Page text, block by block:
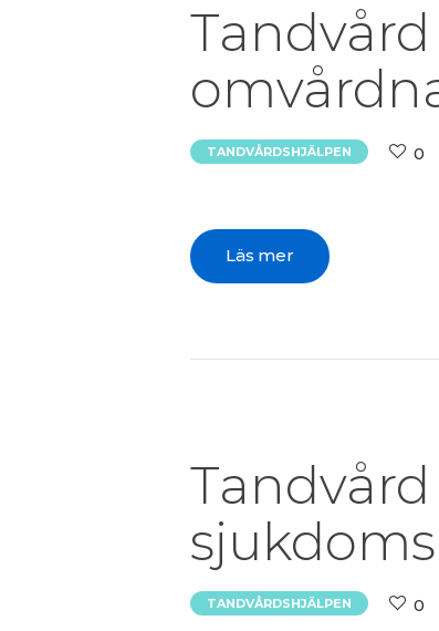
TANDVÅRDSHJÄLPEN 0
Läs mer
TANDVÅRDSHJÄLPEN 0